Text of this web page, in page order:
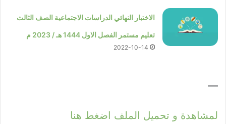
الاختبار النهائي الدراسات الاجتماعية الصف الثالث
تعليم مستمر الفصل الاول 1444 هـ / 2023 م
2022-10-14
—
لمشاهدة و تحميل الملف اضغط هنا